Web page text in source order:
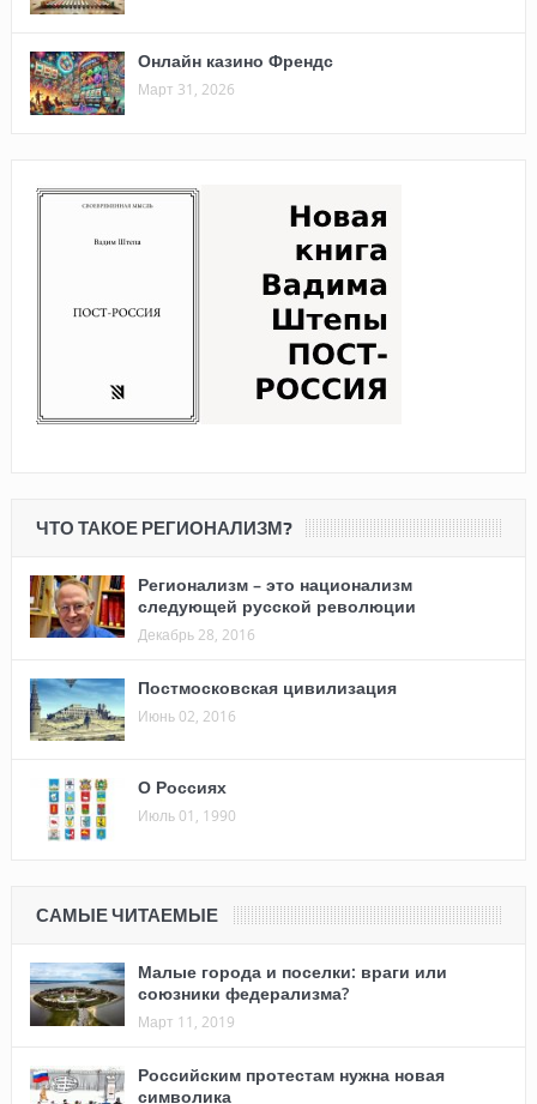
Онлайн казино Френдс
Март 31, 2026
ЧТО ТАКОЕ РЕГИОНАЛИЗМ?
Регионализм – это национализм
следующей русской революции
Декабрь 28, 2016
Постмосковская цивилизация
Июнь 02, 2016
О Россиях
Июль 01, 1990
САМЫЕ ЧИТАЕМЫЕ
Малые города и поселки: враги или
союзники федерализма?
Март 11, 2019
Российским протестам нужна новая
символика